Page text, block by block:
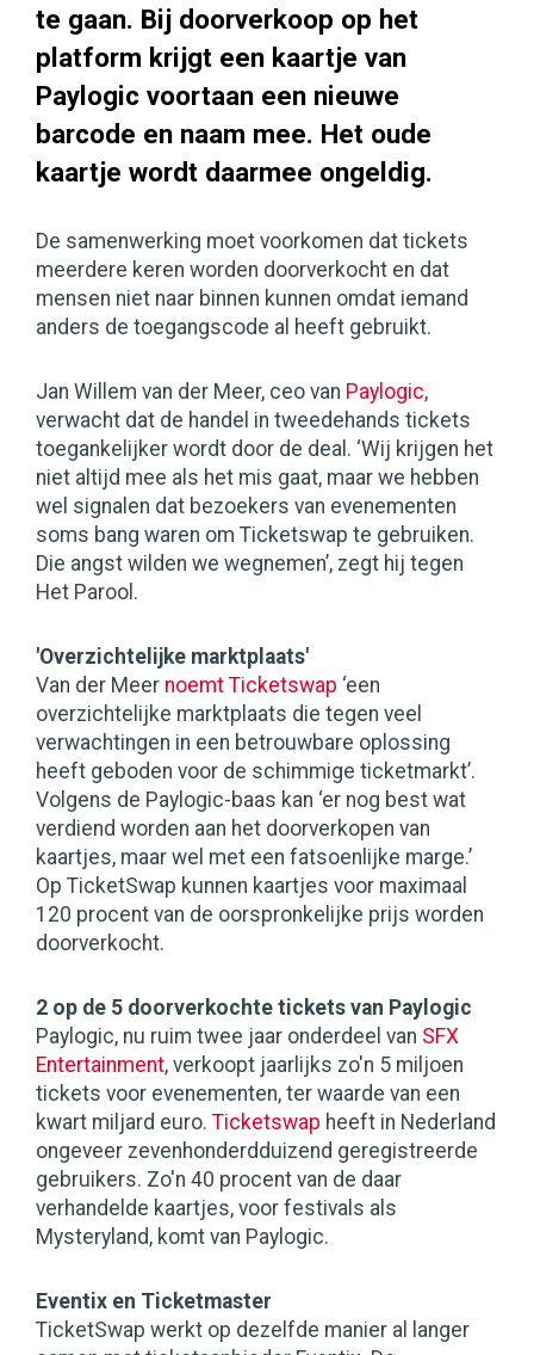
te gaan. Bij doorverkoop op het
platform krijgt een kaartje van
Paylogic voortaan een nieuwe
barcode en naam mee. Het oude
kaartje wordt daarmee ongeldig.
De samenwerking moet voorkomen dat tickets
meerdere keren worden doorverkocht en dat
mensen niet naar binnen kunnen omdat iemand
anders de toegangscode al heeft gebruikt.
Jan Willem van der Meer, ceo van Paylogic,
verwacht dat de handel in tweedehands tickets
toegankelijker wordt door de deal. ‘Wij krijgen het
niet altijd mee als het mis gaat, maar we hebben
wel signalen dat bezoekers van evenementen
soms bang waren om Ticketswap te gebruiken.
Die angst wilden we wegnemen’, zegt hij tegen
Het Parool.
'Overzichtelijke marktplaats'
Van der Meer noemt Ticketswap ‘een
overzichtelijke marktplaats die tegen veel
verwachtingen in een betrouwbare oplossing
heeft geboden voor de schimmige ticketmarkt’.
Volgens de Paylogic-baas kan ‘er nog best wat
verdiend worden aan het doorverkopen van
kaartjes, maar wel met een fatsoenlijke marge.’
Op TicketSwap kunnen kaartjes voor maximaal
120 procent van de oorspronkelijke prijs worden
doorverkocht.
2 op de 5 doorverkochte tickets van Paylogic
Paylogic, nu ruim twee jaar onderdeel van SFX
Entertainment, verkoopt jaarlijks zo'n 5 miljoen
tickets voor evenementen, ter waarde van een
kwart miljard euro. Ticketswap heeft in Nederland
ongeveer zevenhonderdduizend geregistreerde
gebruikers. Zo'n 40 procent van de daar
verhandelde kaartjes, voor festivals als
Mysteryland, komt van Paylogic.
Eventix en Ticketmaster
TicketSwap werkt op dezelfde manier al langer